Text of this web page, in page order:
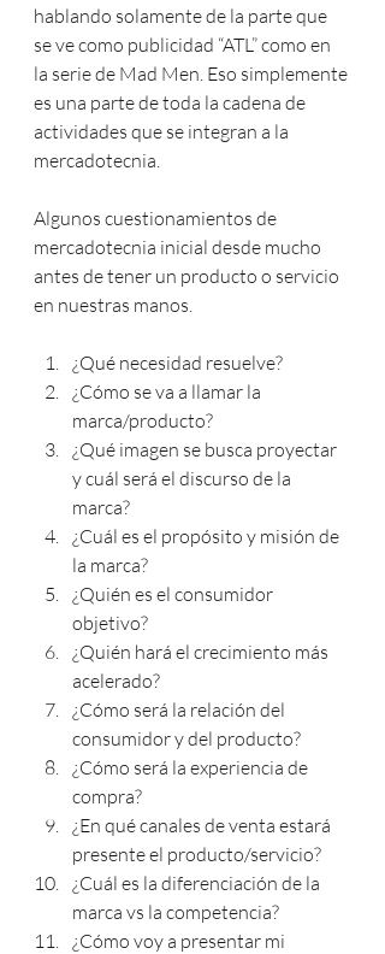
hablando solamente de la parte que
se ve como publicidad “ATL” como en
la serie de Mad Men. Eso simplemente
es una parte de toda la cadena de
actividades que se integran a la
mercadotecnia.
Algunos cuestionamientos de
mercadotecnia inicial desde mucho
antes de tener un producto o servicio
en nuestras manos.
¿Qué necesidad resuelve?
¿Cómo se va a llamar la
marca/producto?
¿Qué imagen se busca proyectar
y cuál será el discurso de la
marca?
¿Cuál es el propósito y misión de
la marca?
¿Quién es el consumidor
objetivo?
¿Quién hará el crecimiento más
acelerado?
¿Cómo será la relación del
consumidor y del producto?
¿Cómo será la experiencia de
compra?
¿En qué canales de venta estará
presente el producto/servicio?
¿Cuál es la diferenciación de la
marca vs la competencia?
¿Cómo voy a presentar mi